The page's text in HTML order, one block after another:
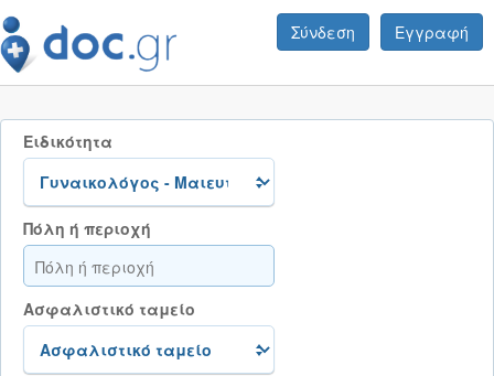
Σύνδεση Εγγραφή
Ειδικότητα
Πόλη ή περιοχή
Ασφαλιστικό ταμείο